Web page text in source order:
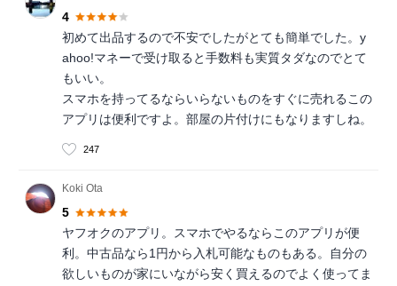
4
初めて出品するので不安でしたがとても簡単でした。y
ahoo!マネーで受け取ると手数料も実質タダなのでとて
もいい。
スマホを持ってるならいらないものをすぐに売れるこの
アプリは便利ですよ。部屋の片付けにもなりますしね。
247
Koki Ota
5
ヤフオクのアプリ。スマホでやるならこのアプリが便
利。中古品なら1円から入札可能なものもある。自分の
欲しいものが家にいながら安く買えるのでよく使ってま